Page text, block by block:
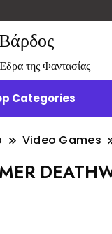
της Φαντασίας
Categories
Video Games